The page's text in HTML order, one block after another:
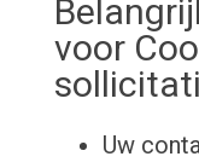
voor
Uw